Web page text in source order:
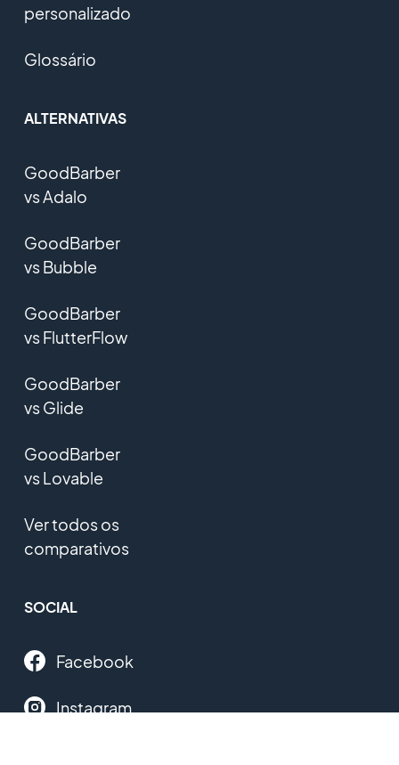
personalizado
Glossário
ALTERNATIVAS
GoodBarber
vs Adalo
GoodBarber
vs Bubble
GoodBarber
vs FlutterFlow
GoodBarber
vs Glide
GoodBarber
vs Lovable
Ver todos os
comparativos
SOCIAL
Facebook
Instagram